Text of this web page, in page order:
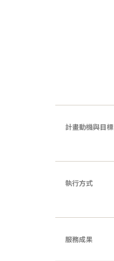
計畫動機與目標
執行方式
服務成果